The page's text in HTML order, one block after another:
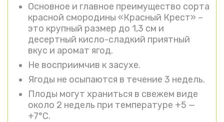
Основное и главное преимущество сорта
красной смородины «Красный Крест» –
это крупный размер до 1,3 см и
десертный кисло-сладкий приятный
вкус и аромат ягод.
Не восприимчив к засухе.
Ягоды не осыпаются в течение 3 недель.
Плоды могут храниться в свежем виде
около 2 недель при температуре +5 —
+7°С.